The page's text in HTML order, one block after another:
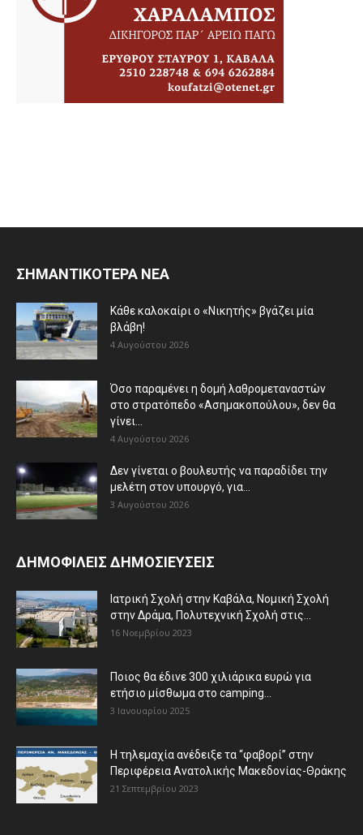
ΣΗΜΑΝΤΙΚΟΤΕΡΑ ΝΕΑ
Κάθε καλοκαίρι ο «Νικητής» βγάζει μία
βλάβη!
4 Αυγούστου 2026
Όσο παραμένει η δομή λαθρομεταναστών
στο στρατόπεδο «Ασημακοπούλου», δεν θα
γίνει...
4 Αυγούστου 2026
Δεν γίνεται ο βουλευτής να παραδίδει την
μελέτη στον υπουργό, για...
3 Αυγούστου 2026
ΔΗΜΟΦΙΛΕΙΣ ΔΗΜΟΣΙΕΥΣΕΙΣ
Ιατρική Σχολή στην Καβάλα, Νομική Σχολή
στην Δράμα, Πολυτεχνική Σχολή στις...
16 Νοεμβρίου 2023
Ποιος θα έδινε 300 χιλιάρικα ευρώ για
ετήσιο μίσθωμα στο camping...
3 Ιανουαρίου 2025
Η τηλεμαχία ανέδειξε τα “φαβορί” στην
Περιφέρεια Ανατολικής Μακεδονίας-Θράκης
21 Σεπτεμβρίου 2023